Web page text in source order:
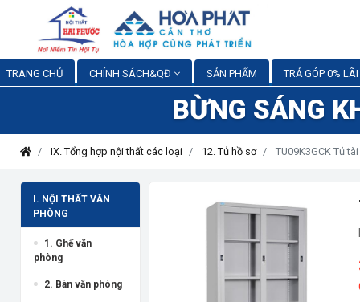
TRANG CHỦ CHÍNH SÁCH&QĐ SẢN PHẨM TRẢ GÓP 0% LÃI
BỪNG SÁNG
IX. Tổng hợp nội thất các loại 12. Tủ hồ sơ TU09K3GCK Tủ
I. NỘI THẤT VĂN
PHÒNG
1. Ghế văn
phòng
2. Bàn văn phòng